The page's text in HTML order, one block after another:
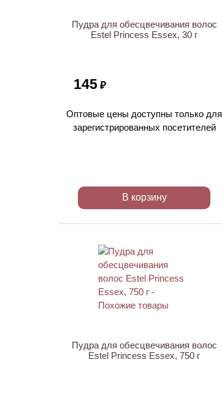
Пудра для обесцвечивания волос
Estel Princess Essex, 30 г
145 ₽
Оптовые цены доступны только для
зарегистрированных посетителей
В корзину
Пудра для обесцвечивания волос
Estel Princess Essex, 750 г